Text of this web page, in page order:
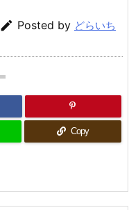
 Posted by どらいち
Copy